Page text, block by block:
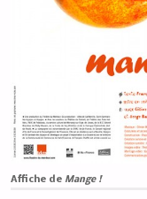
Affiche de Mange !